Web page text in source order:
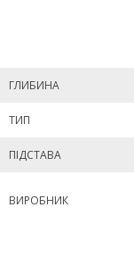
ГЛИБИНА
ТИП
ПІДСТАВА
ВИРОБНИК